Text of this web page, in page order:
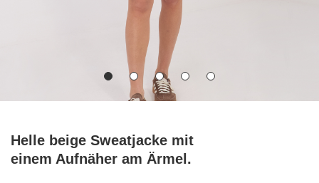
Helle beige Sweatjacke mit
einem Aufnäher am Ärmel.